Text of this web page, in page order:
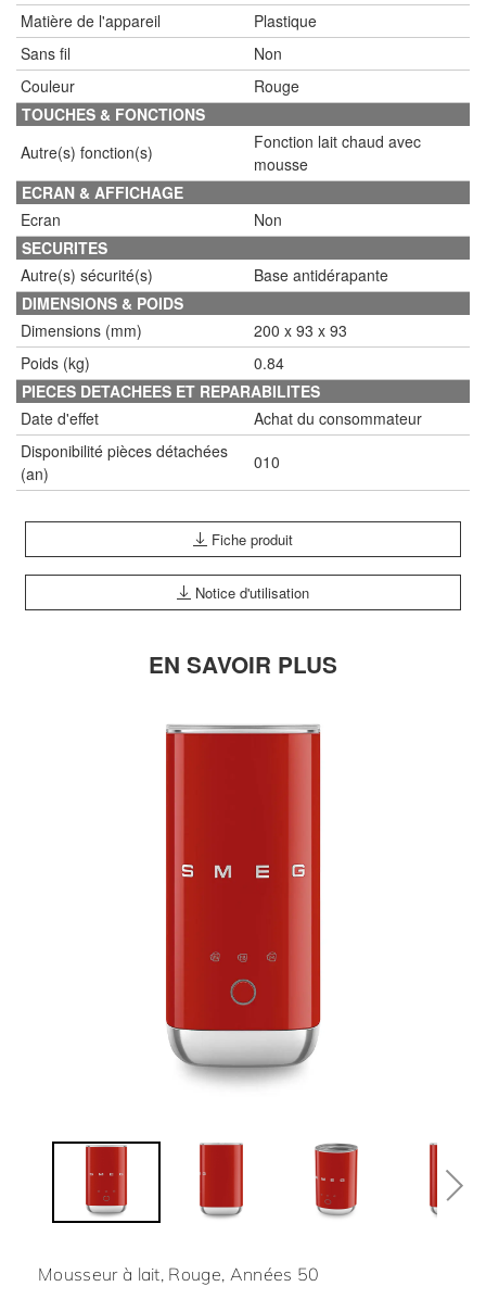
Matière de l'appareil
Plastique
Sans fil
Non
Couleur
Rouge
TOUCHES & FONCTIONS
Autre(s) fonction(s)
Fonction lait chaud avec
mousse
ECRAN & AFFICHAGE
Ecran
Non
SECURITES
Autre(s) sécurité(s)
Base antidérapante
DIMENSIONS & POIDS
Dimensions (mm)
200 x 93 x 93
Poids (kg)
0.84
PIECES DETACHEES ET REPARABILITES
Date d'effet
Achat du consommateur
Disponibilité pièces détachées
(an)
010
Fiche produit
Notice d'utilisation
EN SAVOIR PLUS
Mousseur à lait, Rouge, Années 50